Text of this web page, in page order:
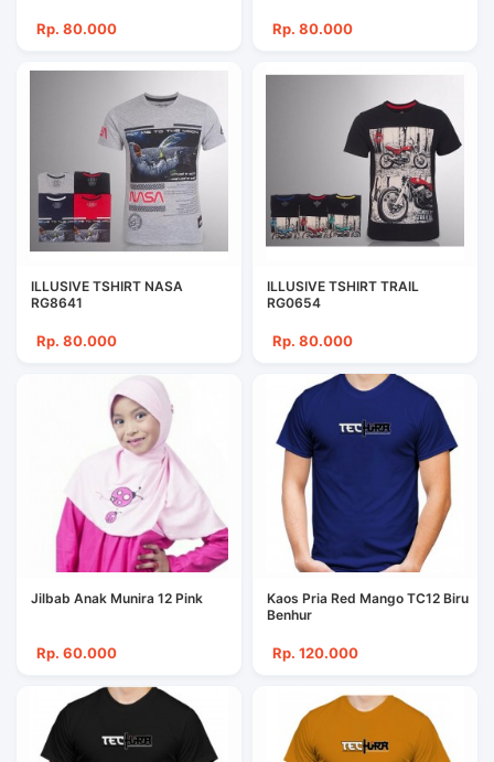
Rp. 80.000 Rp. 80.000
ILLUSIVE TSHIRT NASA
RG8641
Rp. 80.000
ILLUSIVE TSHIRT TRAIL
RG0654
Rp. 80.000
Jilbab Anak Munira 12 Pink
Rp. 60.000
Kaos Pria Red Mango TC12 Biru
Benhur
Rp. 120.000